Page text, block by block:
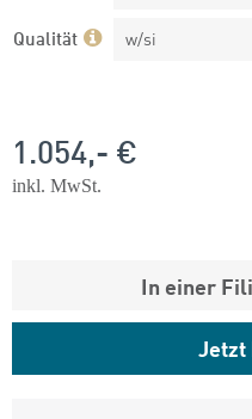
Qualität w/si
1.054,- €
inkl. MwSt.
In einer
Jetzt